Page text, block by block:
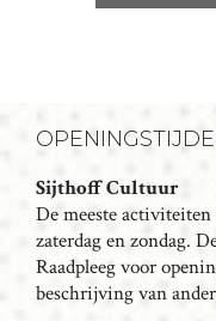
N
T
N
A
V
I
Sijthoff Cultuur
De meeste
zaterdag en zondag.
Raadpleeg voor
beschrijving van